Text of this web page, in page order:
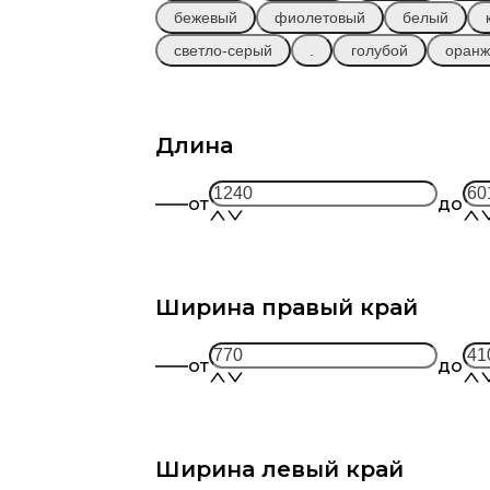
бежевый
фиолетовый белый
светло-серый
голубой
Длина
от до
Ширина правый край
от до
Ширина левый край
СЕМИФРЕДДО
Модульный
(А1О-А2П)